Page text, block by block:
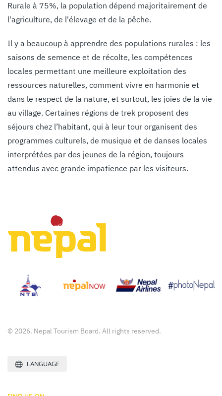
Rurale à 75%, la population dépend majoritairement de
l'agriculture, de l'élevage et de la pêche.
Il y a beaucoup à apprendre des populations rurales : les
saisons de semence et de récolte, les compétences
locales permettant une meilleure exploitation des
ressources naturelles, comment vivre en harmonie et
dans le respect de la nature, et surtout, les joies de la vie
au village. Certaines régions de trek proposent des
séjours chez l’habitant, qui à leur tour organisent des
programmes culturels, de musique et de danses locales
interprétées par des jeunes de la région, toujours
attendus avec grande impatience par les visiteurs.
© 2026. Nepal Tourism Board. All rights reserved.
LANGUAGE